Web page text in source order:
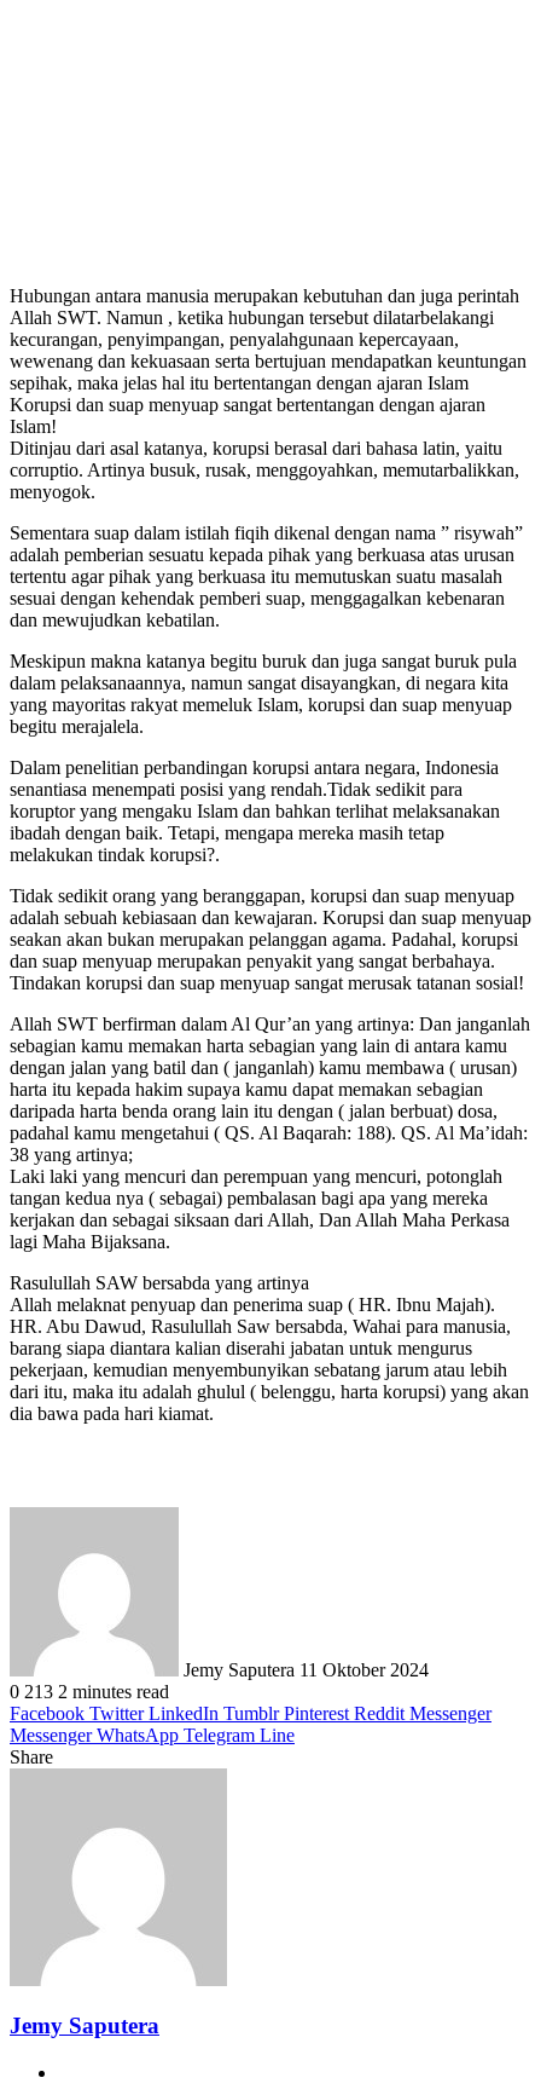
Hubungan antara manusia merupakan kebutuhan dan juga perintah
Allah SWT. Namun , ketika hubungan tersebut dilatarbelakangi
kecurangan, penyimpangan, penyalahgunaan kepercayaan,
wewenang dan kekuasaan serta bertujuan mendapatkan keuntungan
sepihak, maka jelas hal itu bertentangan dengan ajaran Islam
Korupsi dan suap menyuap sangat bertentangan dengan ajaran
Islam!
Ditinjau dari asal katanya, korupsi berasal dari bahasa latin, yaitu
corruptio. Artinya busuk, rusak, menggoyahkan, memutarbalikkan,
menyogok.
Sementara suap dalam istilah fiqih dikenal dengan nama ” risywah”
adalah pemberian sesuatu kepada pihak yang berkuasa atas urusan
tertentu agar pihak yang berkuasa itu memutuskan suatu masalah
sesuai dengan kehendak pemberi suap, menggagalkan kebenaran
dan mewujudkan kebatilan.
Meskipun makna katanya begitu buruk dan juga sangat buruk pula
dalam pelaksanaannya, namun sangat disayangkan, di negara kita
yang mayoritas rakyat memeluk Islam, korupsi dan suap menyuap
begitu merajalela.
Dalam penelitian perbandingan korupsi antara negara, Indonesia
senantiasa menempati posisi yang rendah.Tidak sedikit para
koruptor yang mengaku Islam dan bahkan terlihat melaksanakan
ibadah dengan baik. Tetapi, mengapa mereka masih tetap
melakukan tindak korupsi?.
Tidak sedikit orang yang beranggapan, korupsi dan suap menyuap
adalah sebuah kebiasaan dan kewajaran. Korupsi dan suap menyuap
seakan akan bukan merupakan pelanggan agama. Padahal, korupsi
dan suap menyuap merupakan penyakit yang sangat berbahaya.
Tindakan korupsi dan suap menyuap sangat merusak tatanan sosial!
Allah SWT berfirman dalam Al Qur’an yang artinya: Dan janganlah
sebagian kamu memakan harta sebagian yang lain di antara kamu
dengan jalan yang batil dan ( janganlah) kamu membawa ( urusan)
harta itu kepada hakim supaya kamu dapat memakan sebagian
daripada harta benda orang lain itu dengan ( jalan berbuat) dosa,
padahal kamu mengetahui ( QS. Al Baqarah: 188). QS. Al Ma’idah:
38 yang artinya;
Laki laki yang mencuri dan perempuan yang mencuri, potonglah
tangan kedua nya ( sebagai) pembalasan bagi apa yang mereka
kerjakan dan sebagai siksaan dari Allah, Dan Allah Maha Perkasa
lagi Maha Bijaksana.
Rasulullah SAW bersabda yang artinya
Allah melaknat penyuap dan penerima suap ( HR. Ibnu Majah).
HR. Abu Dawud, Rasulullah Saw bersabda, Wahai para manusia,
barang siapa diantara kalian diserahi jabatan untuk mengurus
pekerjaan, kemudian menyembunyikan sebatang jarum atau lebih
dari itu, maka itu adalah ghulul ( belenggu, harta korupsi) yang akan
dia bawa pada hari kiamat.
Jemy Saputera 11 Oktober 2024
0 213 2 minutes read
Facebook Twitter LinkedIn Tumblr Pinterest Reddit Messenger
Messenger WhatsApp Telegram Line
Share
Jemy Saputera